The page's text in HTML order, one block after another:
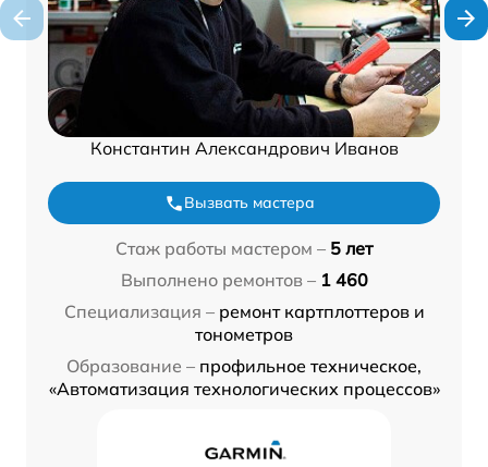
Константин Александрович Иванов
Вызвать мастера
Стаж работы мастером – 5 лет
Выполнено ремонтов – 1 460
Специализация – ремонт картплоттеров и
тонометров
Образование – профильное техническое,
«Автоматизация технологических процессов»